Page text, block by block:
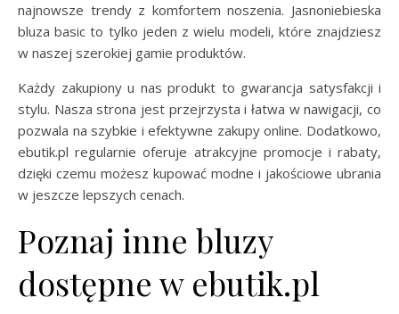
najnowsze trendy z komfortem noszenia. Jasnoniebieska
bluza basic to tylko jeden z wielu modeli, które znajdziesz
w naszej szerokiej gamie produktów.
Każdy zakupiony u nas produkt to gwarancja satysfakcji i
stylu. Nasza strona jest przejrzysta i łatwa w nawigacji, co
pozwala na szybkie i efektywne zakupy online. Dodatkowo,
ebutik.pl regularnie oferuje atrakcyjne promocje i rabaty,
dzięki czemu możesz kupować modne i jakościowe ubrania
w jeszcze lepszych cenach.
Poznaj inne bluzy
dostępne w ebutik.pl